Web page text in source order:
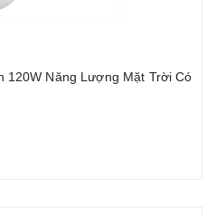
120W Năng Lượng Mặt Trời Có